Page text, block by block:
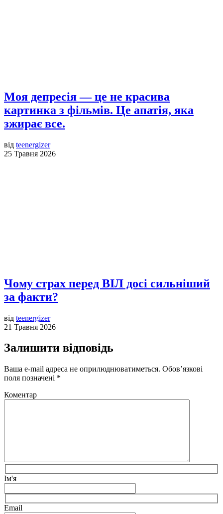
Моя депресія — це не красива
картинка з фільмів. Це апатія, яка
зжирає все.
від teenergizer
25 Травня 2026
Чому страх перед ВІЛ досі сильніший
за факти?
від teenergizer
21 Травня 2026
Залишити відповідь
Ваша e-mail адреса не оприлюднюватиметься. Обов’язкові
поля позначені *
Коментар
Ім'я
Email